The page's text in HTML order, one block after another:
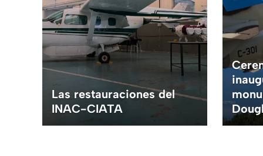
Las restauraciones del
INAC-CIATA